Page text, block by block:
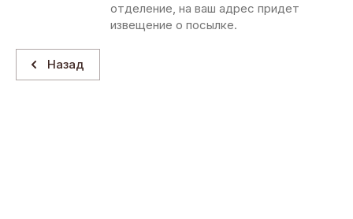
отделение, на ваш адрес придет
извещение о посылке.
Назад